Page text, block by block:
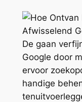
De gaan
Google door
ervoor
handige